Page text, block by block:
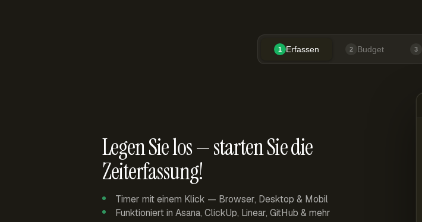
1 Erfassen 2 Budget 3
Legen Sie los — starten Sie die
Zeiterfassung!
Timer mit einem Klick — Browser, Desktop & Mobil
Funktioniert in Asana, ClickUp, Linear, GitHub & mehr